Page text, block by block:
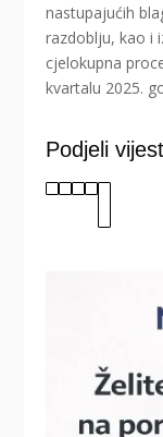
nastupajućih
razdoblju, kao i
cjelokupna
kvartalu 2025.
Podjeli vijest